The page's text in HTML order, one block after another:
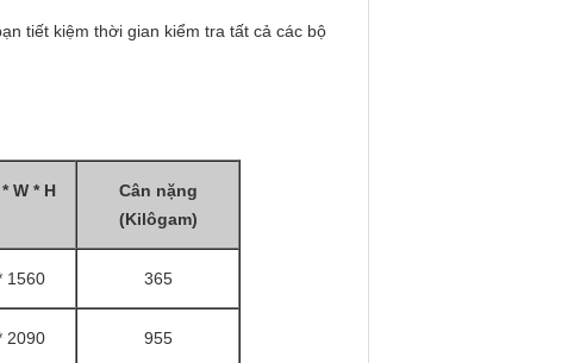
tiết kiệm thời gian kiểm tra tất cả các bộ
W * H
Cân nặng
(Kilôgam)
1560 365
2090 955